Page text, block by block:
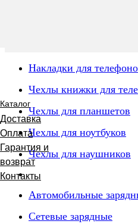
Каталог
Доставка
Оплата
Гарантия и
возврат
Контакты
Накладки для
Чехлы книжки для
Чехлы для планшетов
Чехлы для ноутбуков
Чехлы для наушников
Автомобильные
Сетевые зарядные